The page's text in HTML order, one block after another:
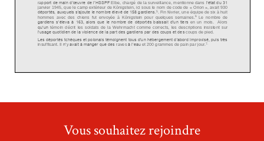
Vous souhaitez rejoindre